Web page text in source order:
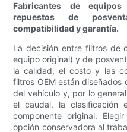
Fabricantes de
repuestos de
compatibilidad y garantía.
La decisión entre filtros de
equipo original) y de
la calidad, el costo y las
filtros OEM están
del vehículo y, por lo
el caudal, la clasificación
componente original.
opción conservadora al